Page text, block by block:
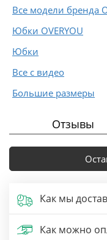
Все модели бренда
Юбки OVERYOU
Юбки
Все с видео
Большие размеры
Отзывы
Как мы
Как можно